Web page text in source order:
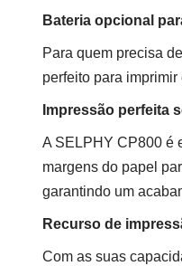
Bateria opcional
Para quem precisa
perfeito para
Impressão perfeita
A SELPHY CP800 é
margens do papel
garantindo um
Recurso de
Com as suas